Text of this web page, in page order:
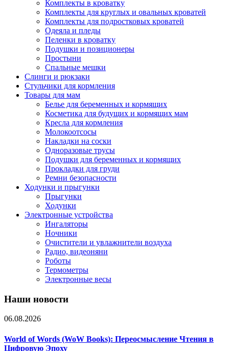
Комплекты в кроватку
Комплекты для круглых и овальных кроватей
Комплекты для подростковых кроватей
Одеяла и пледы
Пеленки в кроватку
Подушки и позиционеры
Простыни
Спальные мешки
Слинги и рюкзаки
Стульчики для кормления
Товары для мам
Белье для беременных и кормящих
Косметика для будущих и кормящих мам
Кресла для кормления
Молокоотсосы
Накладки на соски
Одноразовые трусы
Подушки для беременных и кормящих
Прокладки для груди
Ремни безопасности
Ходунки и прыгунки
Прыгунки
Ходунки
Электронные устройства
Ингаляторы
Ночники
Очистители и увлажнители воздуха
Радио, видеоняни
Роботы
Термометры
Электронные весы
Наши новости
06.08.2026
World of Words (WoW Books): Переосмысление Чтения в
Цифровую Эпоху